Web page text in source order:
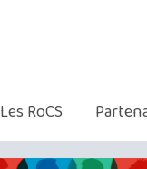
Les RoCS